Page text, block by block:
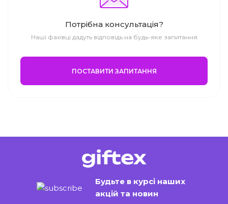
Потрібна консультація?
Наші фахівці дадуть відповідь на будь-яке запитання
ПОСТАВИТИ ЗАПИТАННЯ
Будьте в курсі наших
акцій та новин